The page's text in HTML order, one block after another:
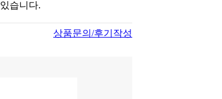
습니다.
상품문의/후기작성